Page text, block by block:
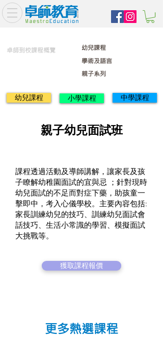
卓師到校課程概覽
學術及語言
親子系列
幼兒課程
幼兒課程 小學課程 中學課程
課程透過活動及導師講解，讓家長及孩
子瞭解幼稚園面試的宜與忌 ；針對現時
幼兒面試的不足而對症下藥，助孩童一
擊即中，考入心儀學校。主要內容包括:
家長訓練幼兒的技巧、訓練幼兒面試會
話技巧、生活小常識的學習、模擬面試
大挑戰等。
獲取課程報價
親子幼兒面試班
更多熱選課程